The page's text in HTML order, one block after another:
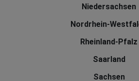
Niedersachsen
Nordrhein-
Rheinland-Pfalz
Saarland
Sachsen